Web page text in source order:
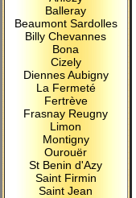
Balleray
Beaumont Sardolles
Billy Chevannes
Bona
Cizely
Diennes Aubigny
La Fermeté
Fertrève
Frasnay Reugny
Limon
Montigny
Ourouër
St Benin d'Azy
Saint Firmin
Saint Jean